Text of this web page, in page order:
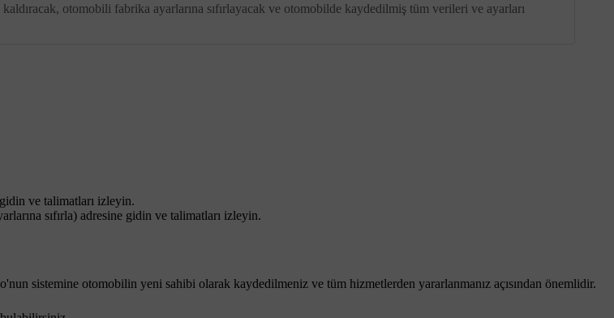
otomobili fabrika ayarlarına sıfırlayacak ve otomobilde kaydedilmiş tüm verileri ve ayarları
ve talimatları izleyin.
sıfırla) adresine gidin ve talimatları izleyin.
sistemine otomobilin yeni sahibi olarak kaydedilmeniz ve tüm hizmetlerden yararlanmanız açısından önemlidir.